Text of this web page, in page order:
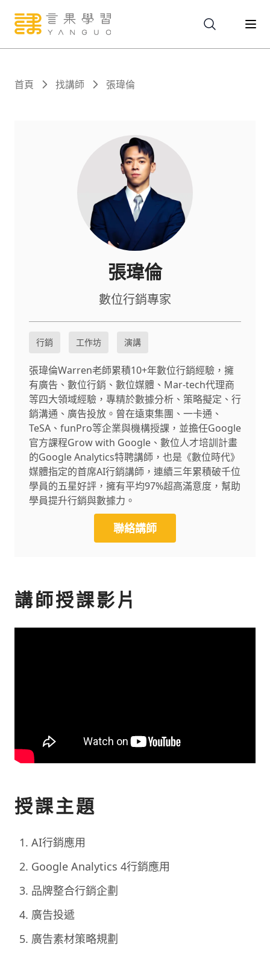
關於
首頁 找講師 張瑋倫
張瑋倫
數位行銷專家
行銷 工作坊 演講
張瑋倫Warren老師累積10+年數位行銷經驗，擁
有廣告、數位行銷、數位媒體、Mar-tech代理商
等四大領域經驗，專精於數據分析、策略擬定、行
銷溝通、廣告投放。曾在遠東集團、一卡通、
TeSA、funPro等企業與機構授課，並擔任Google
官方課程Grow with Google、數位人才培訓計畫
的Google Analytics特聘講師，也是《數位時代》
媒體指定的首席AI行銷講師，連續三年累積破千位
學員的五星好評，擁有平均97%超高滿意度，幫助
學員提升行銷與數據力。
聯絡講師
講師授課影片
授課主題
AI行銷應用
Google Analytics 4行銷應用
品牌整合行銷企劃
廣告投遞
廣告素材策略規劃